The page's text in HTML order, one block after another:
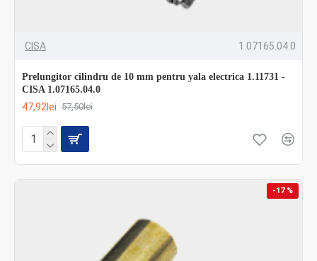
CISA 1.07165.04.0
Prelungitor cilindru de 10 mm pentru yala electrica 1.11731 -
CISA 1.07165.04.0
47,92lei 57,50lei
-17 %